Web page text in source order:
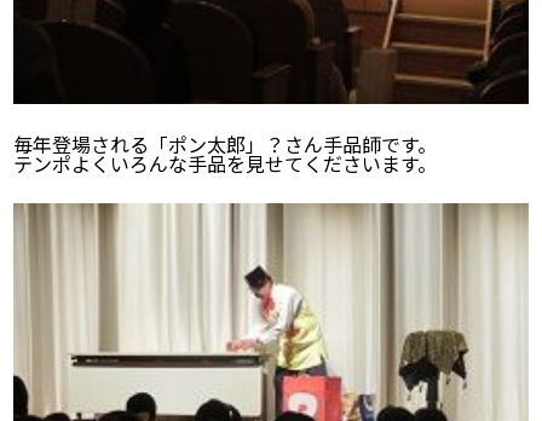
毎年登場される「ポン太郎」？さん手品師です。
テンポよくいろんな手品を見せてくださいます。